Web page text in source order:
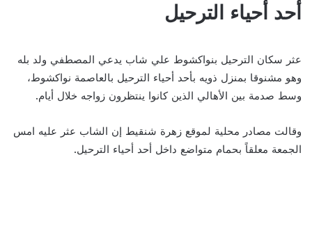
أحد أحياء الترحيل
عثر سكان الترحيل بنواكشوط علي شاب يدعي المصطفي ولد بله
وهو مشنوقا بمنزل ذويه بأحد أحياء الترحيل بالعاصمة نواكشوط،
وسط صدمة بين الأهالي الذين كانوا ينتظرون زواجه خلال أيام.
وقالت مصادر محلية لموقع زهرة شنقيط إن الشاب عثر عليه امس
الجمعة معلقاً بحمام متواضع داخل أحد أحياء الترحيل.